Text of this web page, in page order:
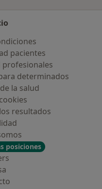
pacientes
profesionales
determinados
la salud
resultados
posiciones